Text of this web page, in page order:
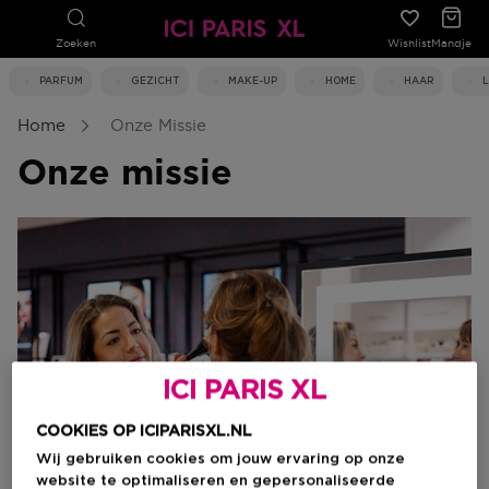
Zoeken WishlistMandje
PARFUM GEZICHT MAKE-UP HOME HAAR
Home Onze Missie
Onze missie
ICI PARIS XL
COOKIES OP ICIPARISXL.NL
Wij gebruiken cookies om jouw ervaring op onze
website te optimaliseren en gepersonaliseerde